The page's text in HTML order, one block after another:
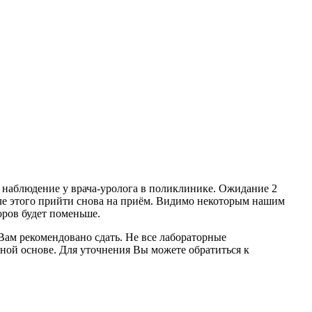
наблюдение у врача-уролога в поликлинике. Ожидание 2
этого прийти снова на приём. Видимо некоторым нашим
будет поменьше.
рекомендовано сдать. Не все лабораторные
основе. Для уточнения Вы можете обратиться к